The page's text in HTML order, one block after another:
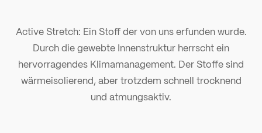
Active Stretch: Ein Stoff der von uns erfunden wurde.
Durch die gewebte Innenstruktur herrscht ein
hervorragendes Klimamanagement. Der Stoffe sind
wärmeisolierend, aber trotzdem schnell trocknend
und atmungsaktiv.